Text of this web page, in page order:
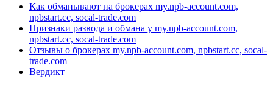
Как обманывают на брокерах my.npb-account.com,
npbstart.cc, socal-trade.com
Признаки развода и обмана у my.npb-account.com,
npbstart.cc, socal-trade.com
Отзывы о брокерах my.npb-account.com, npbstart.cc, socal-
trade.com
Вердикт